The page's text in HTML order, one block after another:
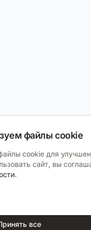
файлы cookie
cookie для
сайт, вы
.
все